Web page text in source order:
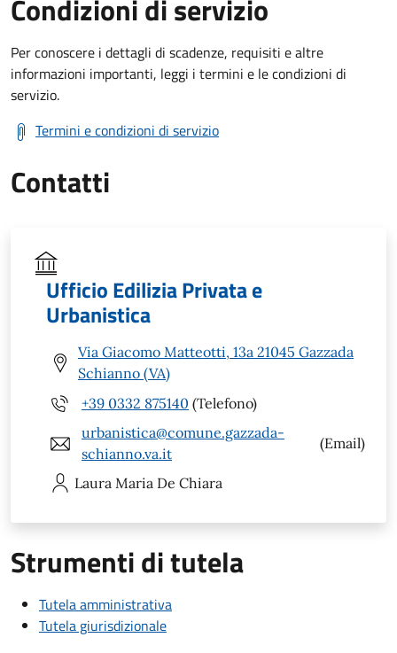
Condizioni di servizio
Per conoscere i dettagli di scadenze, requisiti e altre
informazioni importanti, leggi i termini e le condizioni di
servizio.
Termini e condizioni di servizio
Contatti
Ufficio Edilizia Privata e
Urbanistica
Via Giacomo Matteotti, 13a 21045 Gazzada
Schianno (VA)
+39 0332 875140 (Telefono)
urbanistica@comune.gazzada-
schianno.va.it
(Email)
Laura Maria De Chiara
Strumenti di tutela
Tutela amministrativa
Tutela giurisdizionale